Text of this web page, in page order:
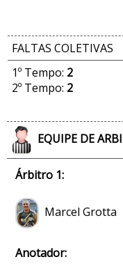
FALTAS COLETIVAS
1º Tempo: 2
2º Tempo: 2
EQUIPE DE
Árbitro 1:
Marcel Grotta
Anotador: